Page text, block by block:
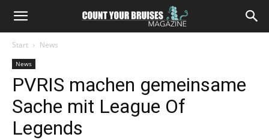
Start News
News
PVRIS machen gemeinsame
Sache mit League Of
Legends